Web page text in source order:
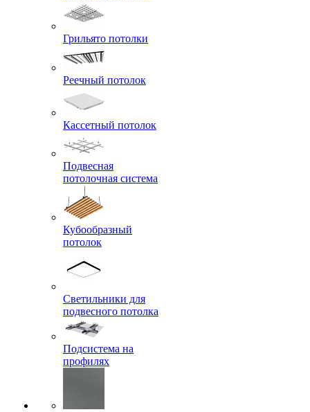
Грильято потолки
Реечный потолок
Кассетный потолок
Подвесная
потолочная система
Кубообразный
потолок
Светильники для
подвесного потолка
Подсистема на
профилях